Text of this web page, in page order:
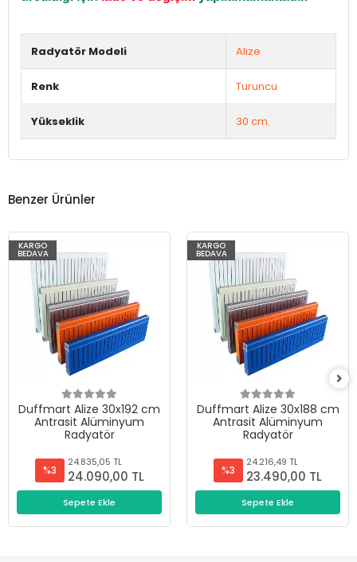
Radyatör Modeli Alize
Renk Turuncu
Yükseklik 30 cm.
Benzer Ürünler
KARGO
BEDAVA
Duffmart Alize 30x192 cm
Antrasit Alüminyum
Radyatör
%3
24.835,05 TL
24.090,00 TL
Sepete Ekle
KARGO
BEDAVA
Duffmart Alize 30x188 cm
Antrasit Alüminyum
Radyatör
%3
24.216,49 TL
23.490,00 TL
Sepete Ekle